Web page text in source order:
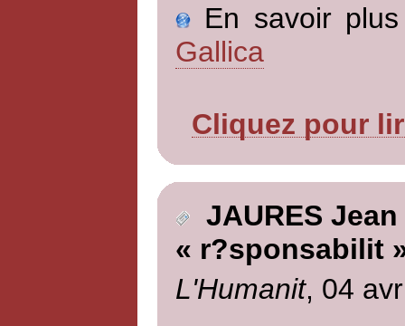
En savoir
Gallica
Cliquez pour
JAURES Jean
« r?sponsabilit
L'Humanit, 04